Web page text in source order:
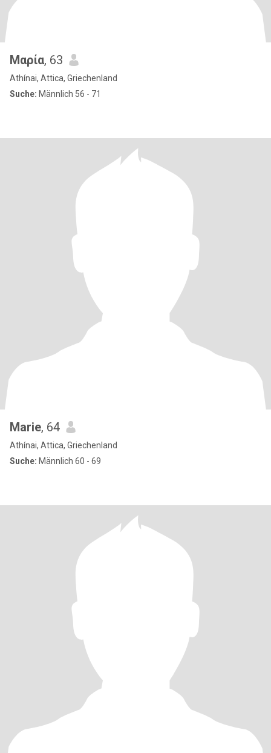
Μαρία, 63
Athínai, Attica, Griechenland
Suche: Männlich 56 - 71
Marie, 64
Athínai, Attica, Griechenland
Suche: Männlich 60 - 69